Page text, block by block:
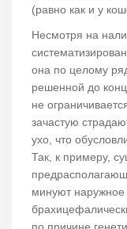
(равно как и у
Несмотря на
она по целому
решенной до
не
зачастую
ухо, что
Так, к примеру,
минуют